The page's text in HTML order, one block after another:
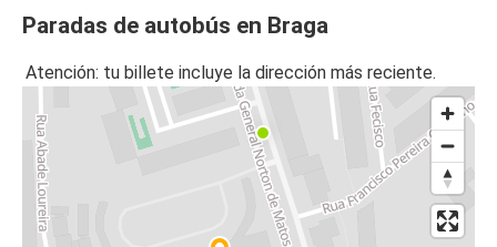
Paradas de autobús en Braga
Atención: tu billete incluye la dirección más reciente.